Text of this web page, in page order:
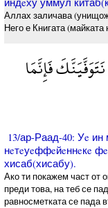
Аллах заличава
Него е Книгата (майката
فَإِنَّمَا
13/ар-Раад-40: Уe ин
нeтeуeффeйeннeкe
хисаб(хисабу).
Ако ти покажем част от
преди това, на теб се
равносметката се пада